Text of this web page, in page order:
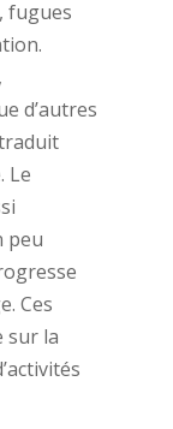
fugues
d’autres
Le
peu
Ces
sur la